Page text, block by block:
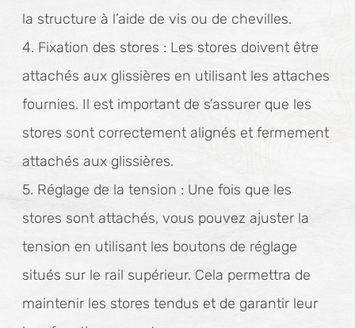
la structure à l’aide de vis ou de chevilles.
4. Fixation des stores : Les stores doivent être
attachés aux glissières en utilisant les attaches
fournies. Il est important de s’assurer que les
stores sont correctement alignés et fermement
attachés aux glissières.
5. Réglage de la tension : Une fois que les
stores sont attachés, vous pouvez ajuster la
tension en utilisant les boutons de réglage
situés sur le rail supérieur. Cela permettra de
maintenir les stores tendus et de garantir leur